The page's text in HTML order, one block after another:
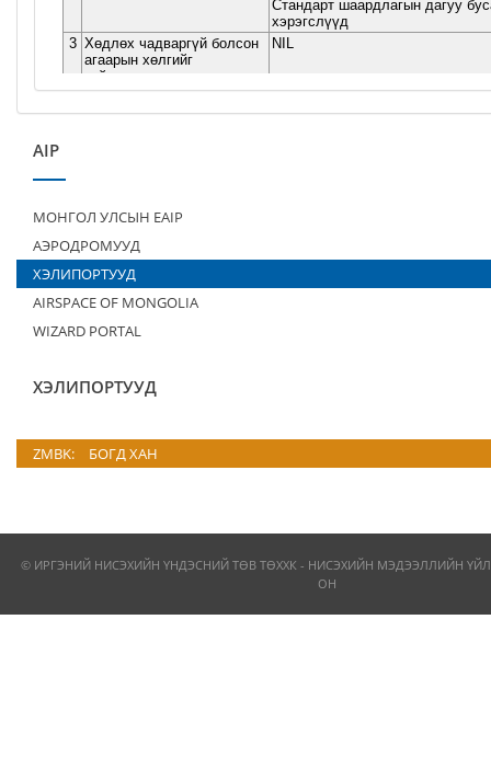
AIP
МОНГОЛ УЛСЫН EAIP
АЭРОДРОМУУД
ХЭЛИПОРТУУД
AIRSPACE OF MONGOLIA
WIZARD PORTAL
ХЭЛИПОРТУУД
ZMBK: БОГД ХАН
© ИРГЭНИЙ НИСЭХИЙН ҮНДЭСНИЙ ТӨВ ТӨХХК - НИСЭХИЙН МЭДЭЭЛЛИЙН
ОН